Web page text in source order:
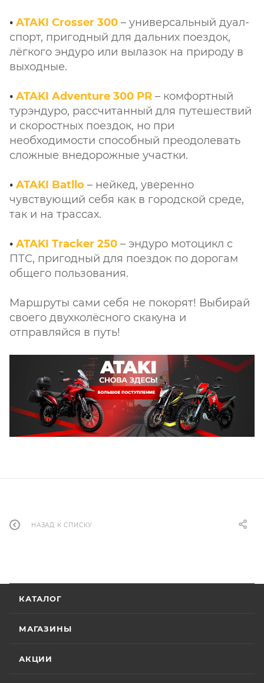
• ATAKI Crosser 300 – универсальный дуал-
спорт, пригодный для дальних поездок,
лёгкого эндуро или вылазок на природу в
выходные.
• ATAKI Adventure 300 PR – комфортный
турэндуро, рассчитанный для путешествий
и скоростных поездок, но при
необходимости способный преодолевать
сложные внедорожные участки.
• ATAKI Batllo – нейкед, уверенно
чувствующий себя как в городской среде,
так и на трассах.
• ATAKI Tracker 250 – эндуро мотоцикл с
ПТС, пригодный для поездок по дорогам
общего пользования.
Маршруты сами себя не покорят! Выбирай
своего двухколёсного скакуна и
отправляйся в путь!
НАЗАД К СПИСКУ
КАТАЛОГ
МАГАЗИНЫ
АКЦИИ